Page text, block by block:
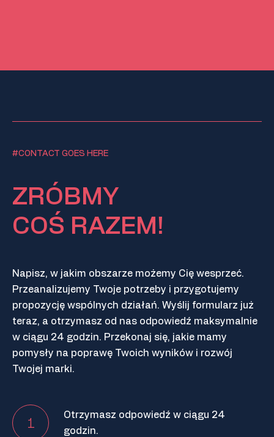
#CONTACT GOES HERE
ZRÓBMY
COŚ RAZEM!
Napisz, w jakim obszarze możemy Cię wesprzeć.
Przeanalizujemy Twoje potrzeby i przygotujemy
propozycję wspólnych działań. Wyślij formularz już
teraz, a otrzymasz od nas odpowiedź maksymalnie
w ciągu 24 godzin. Przekonaj się, jakie mamy
pomysły na poprawę Twoich wyników i rozwój
Twojej marki.
1
Otrzymasz odpowiedź w ciągu 24
godzin.